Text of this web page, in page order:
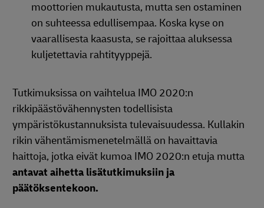
moottorien mukautusta, mutta sen ostaminen
on suhteessa edullisempaa. Koska kyse on
vaarallisesta kaasusta, se rajoittaa aluksessa
kuljetettavia rahtityyppejä.
Tutkimuksissa on vaihtelua IMO 2020:n
rikkipäästövähennysten todellisista
ympäristökustannuksista tulevaisuudessa. Kullakin
rikin vähentämismenetelmällä on havaittavia
haittoja, jotka eivät kumoa IMO 2020:n etuja mutta
antavat aihetta lisätutkimuksiin ja
päätöksentekoon.